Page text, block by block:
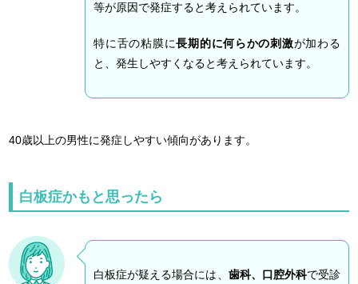
等が原因で発症すると考えられています。
特に舌の粘膜に長期的に何らかの刺激が加わる
と、発生しやすくなると考えられています。
40歳以上の男性に発症しやすい傾向があります。
白板症かもと思ったら
白板症が疑える場合には、 歯科、口腔外科で受診